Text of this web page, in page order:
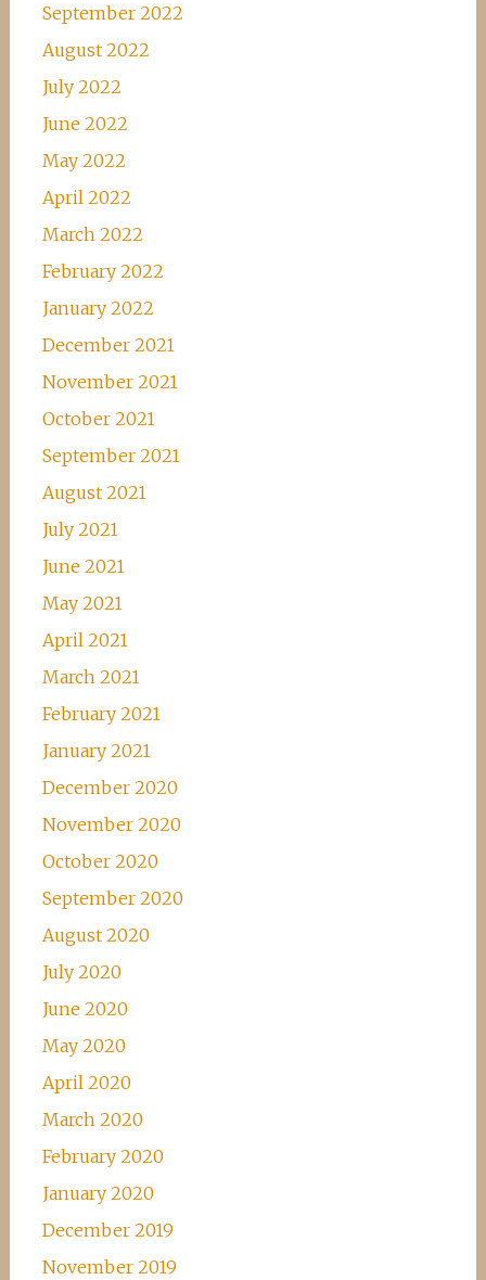
September 2022
August 2022
July 2022
June 2022
May 2022
April 2022
March 2022
February 2022
January 2022
December 2021
November 2021
October 2021
September 2021
August 2021
July 2021
June 2021
May 2021
April 2021
March 2021
February 2021
January 2021
December 2020
November 2020
October 2020
September 2020
August 2020
July 2020
June 2020
May 2020
April 2020
March 2020
February 2020
January 2020
December 2019
November 2019